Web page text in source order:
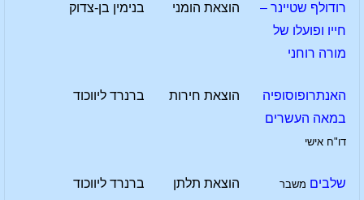
רודולף שטיינר –
חייו ופועלו של
מורה רוחני
הוצאת הומני בנימין בן-צדוק
האנתרופוסופיה
במאה העשרים
דו"ח אישי
הוצאת חירות ברנרד ליווכוד
שלבים משבר
הוצאת תלתן ברנרד ליווכוד